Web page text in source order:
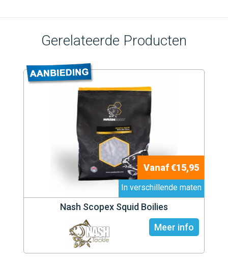
Gerelateerde Producten
In verschillende maten
Vanaf €15,95
Nash Scopex Squid Boilies
Meer info